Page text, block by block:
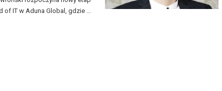
of IT w Aduna Global, gdzie ...